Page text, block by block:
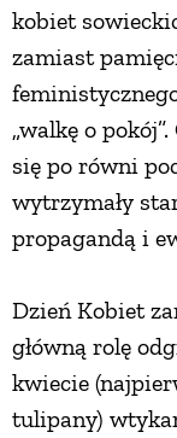
kobiet
zamiast
„walkę o
się po równi
wytrzymały
propagandą i
Dzień Kobiet
główną rolę
kwiecie
tulipany)